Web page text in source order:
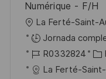
Numérique - F/H
U
b
c
La Ferté-Saint-
Jornada
I
D
R0332824
C
a
La Ferté-